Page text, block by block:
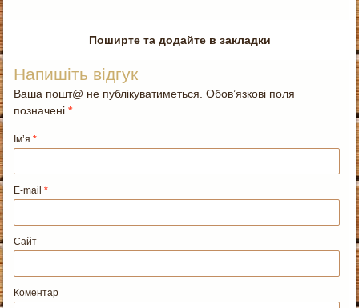
Поширте та додайте в закладки
Напишіть відгук
Ваша пошт@ не публікуватиметься. Обов’язкові поля
позначені*
Ім’я*
E-mail*
Сайт
Коментар